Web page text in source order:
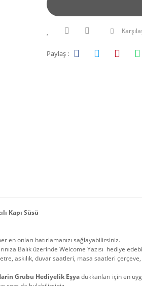
Paylaş :
Kapı Süsü
en onları hatırlamanızı sağlayabilirsiniz.
Balık üzerinde Welcome Yazısı hediye
askılık, duvar saatleri, masa saatleri
Grubu Hediyelik Eşyadükkanları için en